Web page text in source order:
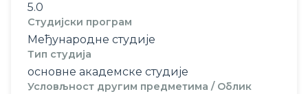
5.0
Студијски програм
Међународне студије
Тип студија
основне академске студије
Условљност другим предметима / Облик